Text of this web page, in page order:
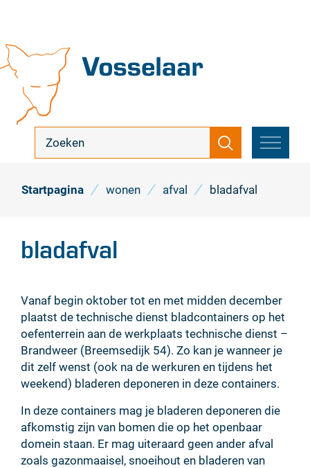
inhoud
Vosselaar
zoek
Zoeken
MENU
Startpagina wonen afval bladafval
bladafval
Vanaf begin oktober tot en met midden december
plaatst de technische dienst bladcontainers op het
oefenterrein aan de werkplaats technische dienst –
Brandweer (Breemsedijk 54). Zo kan je wanneer je
dit zelf wenst (ook na de werkuren en tijdens het
weekend) bladeren deponeren in deze containers.
In deze containers mag je bladeren deponeren die
afkomstig zijn van bomen die op het openbaar
domein staan. Er mag uiteraard geen ander afval
zoals gazonmaaisel, snoeihout en bladeren van